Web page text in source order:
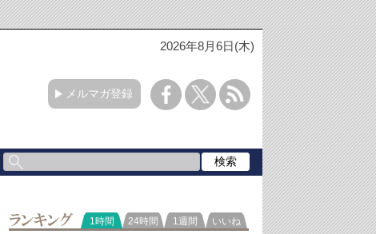
2026年8月6日(木)
メルマガ登録
ランキング
1時間 24時間 1週間 いいね